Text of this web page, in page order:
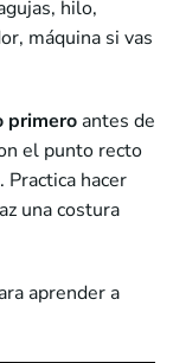
hilo,
máquina si vas
primero antes de
el punto recto
hacer
una costura
aprender a